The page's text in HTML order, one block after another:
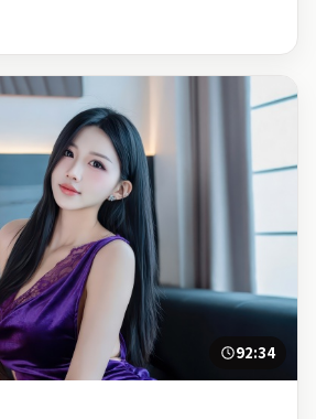
92:34